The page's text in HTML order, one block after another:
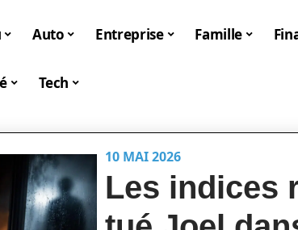
Auto Entreprise Famille
Tech
10 MAI 2026
Les indices